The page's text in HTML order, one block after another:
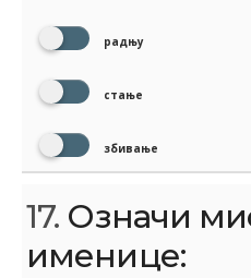
радњу
стање
збивање
17. Означи
именице: